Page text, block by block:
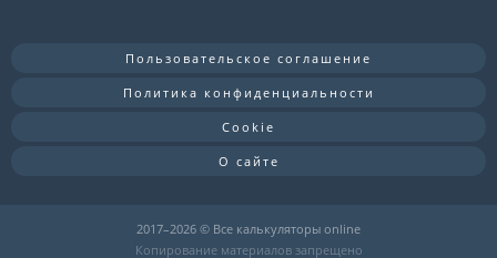
Пользовательское соглашение
Политика конфиденциальности
Cookie
О сайте
2017–2026 © Все калькуляторы online
Копирование материалов запрещено